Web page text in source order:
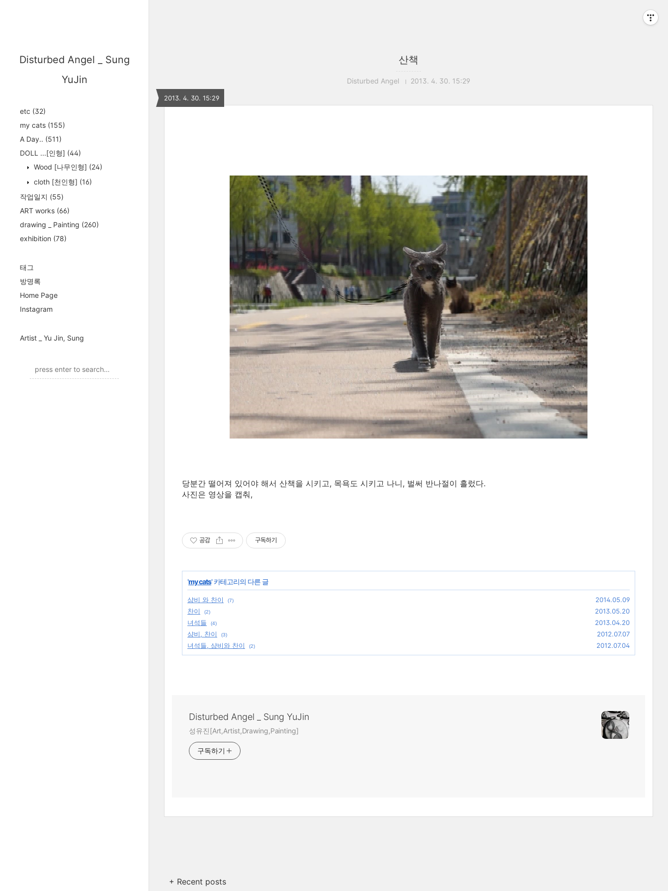
Disturbed Angel _ Sung
YuJin
etc (32)
my cats (155)
A Day.. (511)
DOLL ...[인형] (44)
Wood [나무인형] (24)
cloth [천인형] (16)
작업일지 (55)
ART works (66)
drawing _ Painting (260)
exhibition (78)
태그
방명록
Home Page
Instagram
Artist _ Yu Jin, Sung
산책
Disturbed Angel 2013. 4. 30. 15:29
2013. 4. 30. 15:29
당분간 떨어져 있어야 해서 산책을 시키고, 목욕도 시키고 나니, 벌써 반나절이 흘렀다.
사진은 영상을 캡춰,
공감 구독하기
'my cats' 카테고리의 다른 글
샴비 와 찬이 (7)
2014.05.09
찬이
(2)
2013.05.20
녀석들
(4)
2013.04.20
샴비, 찬이
(3)
2012.07.07
녀석들, 샴비와 찬이
(2) 2012.07.04
Disturbed Angel _ Sung YuJin
성유진[Art,Artist,Drawing,Painting]
구독하기
+ Recent posts